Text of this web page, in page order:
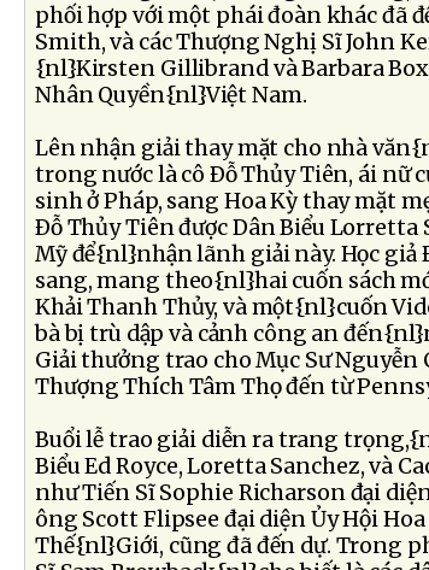
phối hợp với một phái đoàn khác đã
Smith, và các Thượng Nghị Sĩ John
{nl}Kirsten Gillibrand và Barbara
Nhân Quyền{nl}Việt Nam.
Lên nhận giải thay mặt cho nhà
trong nước là cô Ðỗ Thủy Tiên, ái nữ
sinh ở Pháp, sang Hoa Kỳ thay mặt
Ðỗ Thủy Tiên được Dân Biểu Lorretta
Mỹ để{nl}nhận lãnh giải này. Học
sang, mang theo{nl}hai cuốn sách
Khải Thanh Thủy, và một{nl}cuốn
bà bị trù dập và cảnh công an
Giải thưởng trao cho Mục Sư
Thượng Thích Tâm Thọ đến từ
Buổi lễ trao giải diễn ra trang
Biểu Ed Royce, Loretta Sanchez, và
như Tiến Sĩ Sophie Richarson đại
ông Scott Flipsee đại diện Ủy Hội Hoa
Thế{nl}Giới, cũng đã đến dự. Trong